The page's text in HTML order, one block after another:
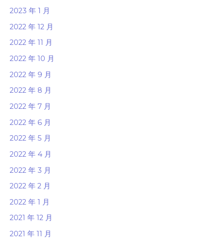
2023 年 1 月
2022 年 12 月
2022 年 11 月
2022 年 10 月
2022 年 9 月
2022 年 8 月
2022 年 7 月
2022 年 6 月
2022 年 5 月
2022 年 4 月
2022 年 3 月
2022 年 2 月
2022 年 1 月
2021 年 12 月
2021 年 11 月